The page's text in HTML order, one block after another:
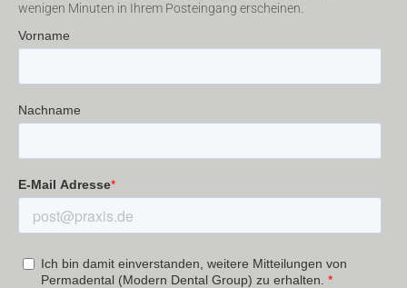
wenigen Minuten in Ihrem Posteingang erscheinen.